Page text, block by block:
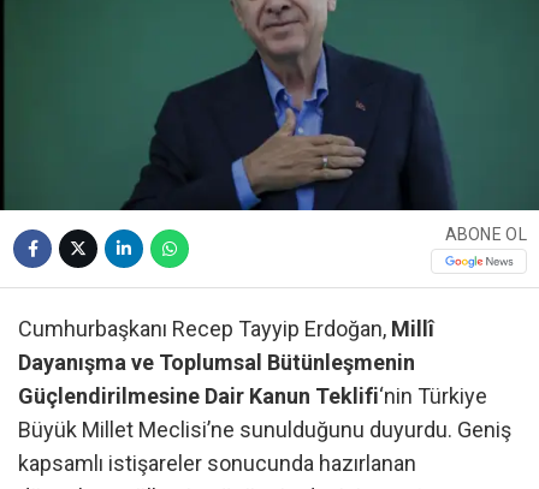
ABONE OL
Cumhurbaşkanı Recep Tayyip Erdoğan, Millî
Dayanışma ve Toplumsal Bütünleşmenin
Güçlendirilmesine Dair Kanun Teklifi‘nin Türkiye
Büyük Millet Meclisi’ne sunulduğunu duyurdu. Geniş
kapsamlı istişareler sonucunda hazırlanan